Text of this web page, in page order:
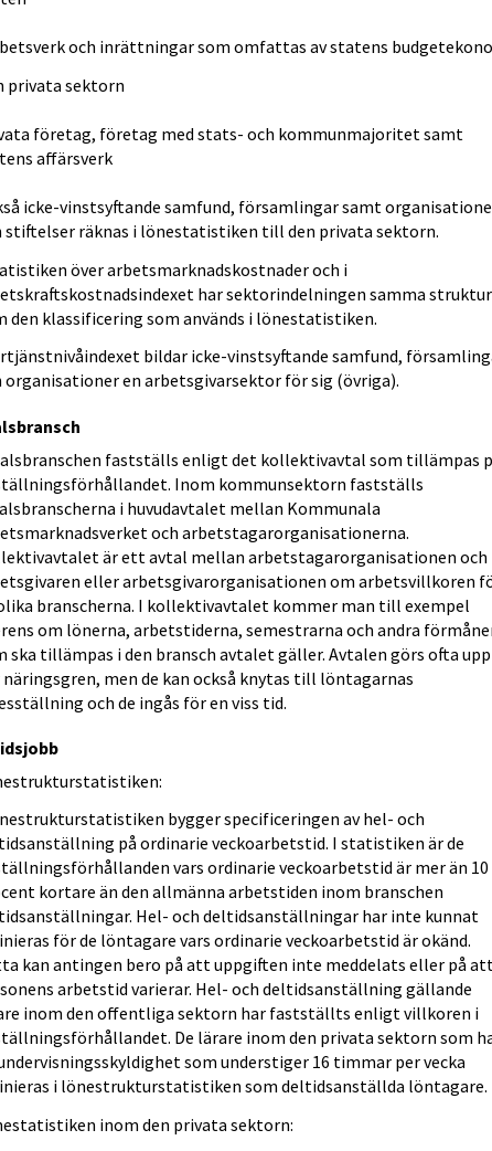
och inrättningar som omfattas av statens
privata sektorn
företag, företag med stats- och kommunmajoritet samt
affärsverk
icke-vinstsyftande samfund, församlingar samt
stiftelser räknas i lönestatistiken till den privata sektorn.
över arbetsmarknadskostnader och i
har sektorindelningen samma struktur
den klassificering som används i lönestatistiken.
bildar icke-vinstsyftande samfund,
organisationer en arbetsgivarsektor för sig (övriga).
fastställs enligt det kollektivavtal som tillämpas
Inom kommunsektorn fastställs
i huvudavtalet mellan Kommunala
och arbetstagarorganisationerna.
är ett avtal mellan arbetstagarorganisationen och
eller arbetsgivarorganisationen om arbetsvillkoren
branscherna. I kollektivavtalet kommer man till exempel
om lönerna, arbetstiderna, semestrarna och andra
ska tillämpas i den bransch avtalet gäller. Avtalen görs ofta upp
näringsgren, men de kan också knytas till löntagarnas
och de ingås för en viss tid.
bygger specificeringen av hel- och
på ordinarie veckoarbetstid. I statistiken är de
vars ordinarie veckoarbetstid är mer än 10
kortare än den allmänna arbetstiden inom branschen
Hel- och deltidsanställningar har inte kunnat
för de löntagare vars ordinarie veckoarbetstid är okänd.
kan antingen bero på att uppgiften inte meddelats eller på
arbetstid varierar. Hel- och deltidsanställning gällande
inom den offentliga sektorn har fastställts enligt villkoren i
De lärare inom den privata sektorn som
som understiger 16 timmar per vecka
i lönestrukturstatistiken som deltidsanställda löntagare.
inom den privata sektorn: